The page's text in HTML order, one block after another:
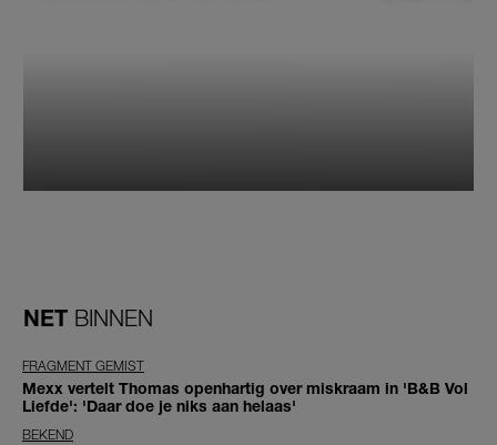
NET BINNEN
FRAGMENT GEMIST
Mexx vertelt Thomas openhartig over miskraam in 'B&B Vol
Liefde': 'Daar doe je niks aan helaas'
BEKEND